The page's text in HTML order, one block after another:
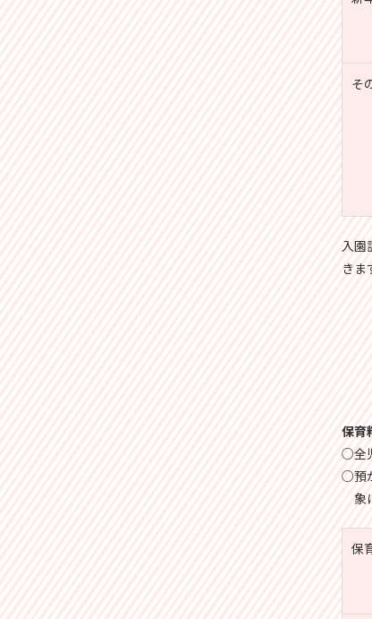
そ
入園
きま
保育
○全
○預
象
保